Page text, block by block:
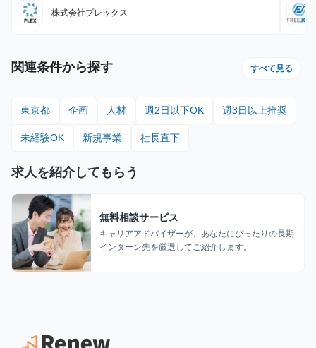
株式会社プレックス
関連条件から探す すべて見る
東京都 企画 人材 週2日以下OK 週3日以上推奨
未経験OK 新規事業 社長直下
求人を紹介してもらう
無料相談サービス
キャリアアドバイザーが、あなたにぴったりの長期
インターン先を厳選してご紹介します。